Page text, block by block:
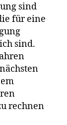
sind
für eine
sind.
rechnen